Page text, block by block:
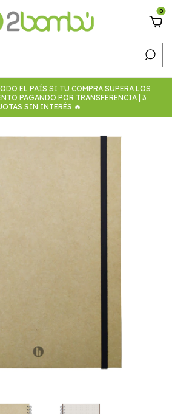
0
EL PAÍS SI TU COMPRA SUPERA LOS
PAGANDO POR TRANSFERENCIA | 3
SIN INTERÉS 🔥